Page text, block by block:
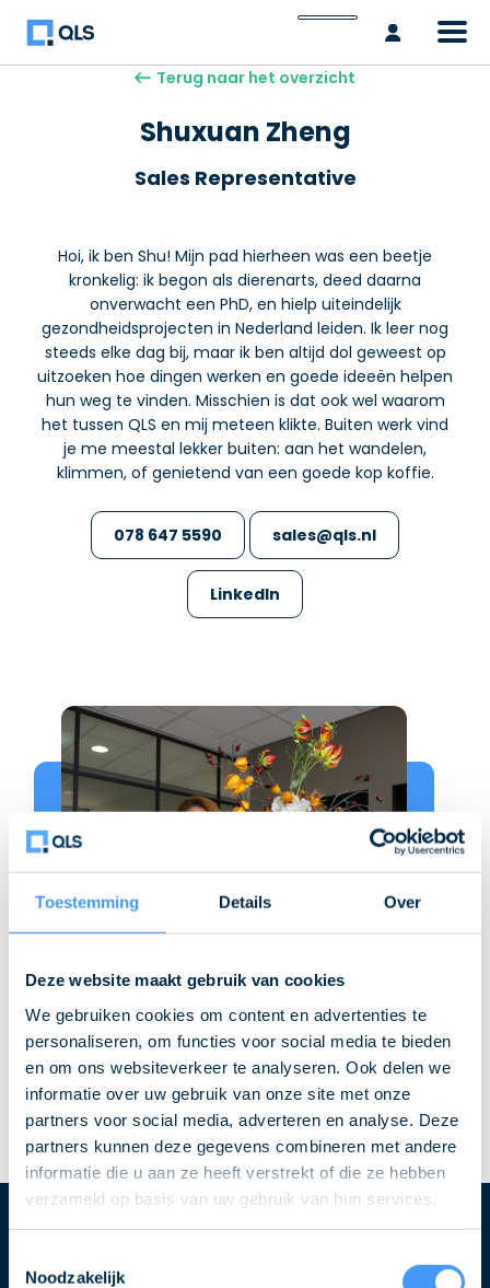
Toestemming Details Over
Deze website maakt gebruik van cookies
We gebruiken cookies om content en advertenties te
personaliseren, om functies voor social media te bieden
en om ons websiteverkeer te analyseren. Ook delen we
informatie over uw gebruik van onze site met onze
partners voor social media, adverteren en analyse. Deze
partners kunnen deze gegevens combineren met andere
informatie die u aan ze heeft verstrekt of die ze hebben
verzameld op basis van uw gebruik van hun services.
Noodzakelijk
Terug naar het overzicht
Shuxuan Zheng
Sales Representative
Hoi, ik ben Shu! Mijn pad hierheen was een beetje
kronkelig: ik begon als dierenarts, deed daarna
onverwacht een PhD, en hielp uiteindelijk
gezondheidsprojecten in Nederland leiden. Ik leer nog
steeds elke dag bij, maar ik ben altijd dol geweest op
uitzoeken hoe dingen werken en goede ideeën helpen
hun weg te vinden. Misschien is dat ook wel waarom
het tussen QLS en mij meteen klikte. Buiten werk vind
je me meestal lekker buiten: aan het wandelen,
klimmen, of genietend van een goede kop koffie.
078 647 5590 sales@qls.nl
LinkedIn